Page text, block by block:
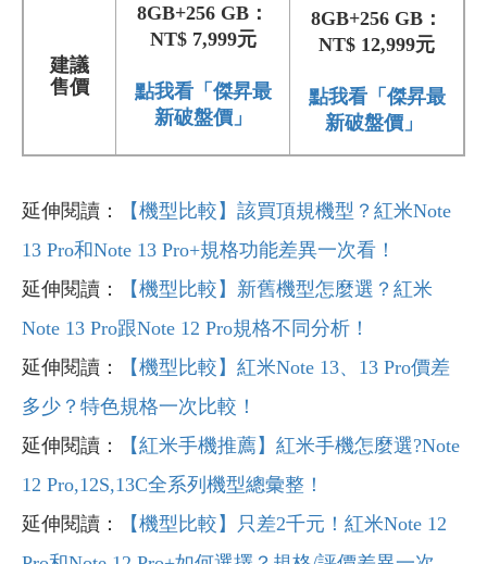
建議
售價
8GB+256 GB：
NT$ 7,999元
點我看「傑昇最
新破盤價」
8GB+256 GB：
NT$ 12,999元
點我看「傑昇最
新破盤價」
延伸閱讀：
【機型比較】該買頂規機型？紅米Note
13 Pro和Note 13 Pro+規格功能差異一次看！
延伸閱讀：
【機型比較】新舊機型怎麼選？紅米
Note 13 Pro跟Note 12 Pro規格不同分析！
延伸閱讀：
【機型比較】紅米Note 13、13 Pro價差
多少？特色規格一次比較！
延伸閱讀：
【紅米手機推薦】紅米手機怎麼選?Note
12 Pro,12S,13C全系列機型總彙整！
延伸閱讀：
【機型比較】只差2千元！紅米Note 12